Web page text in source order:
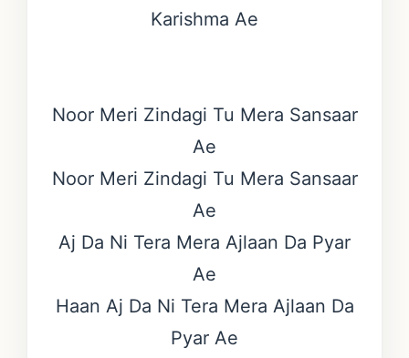
Karishma Ae
Noor Meri Zindagi Tu Mera Sansaar
Ae
Noor Meri Zindagi Tu Mera Sansaar
Ae
Aj Da Ni Tera Mera Ajlaan Da Pyar
Ae
Haan Aj Da Ni Tera Mera Ajlaan Da
Pyar Ae